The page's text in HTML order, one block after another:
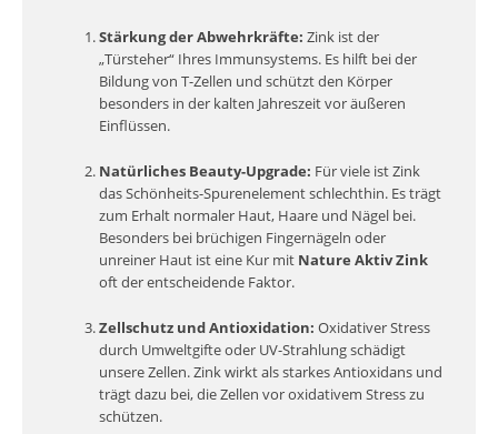
Stärkung der Abwehrkräfte: Zink ist der
„Türsteher“ Ihres Immunsystems. Es hilft bei der
Bildung von T-Zellen und schützt den Körper
besonders in der kalten Jahreszeit vor äußeren
Einflüssen.
Natürliches Beauty-Upgrade: Für viele ist Zink
das Schönheits-Spurenelement schlechthin. Es trägt
zum Erhalt normaler Haut, Haare und Nägel bei.
Besonders bei brüchigen Fingernägeln oder
unreiner Haut ist eine Kur mit Nature Aktiv Zink
oft der entscheidende Faktor.
Zellschutz und Antioxidation: Oxidativer Stress
durch Umweltgifte oder UV-Strahlung schädigt
unsere Zellen. Zink wirkt als starkes Antioxidans und
trägt dazu bei, die Zellen vor oxidativem Stress zu
schützen.